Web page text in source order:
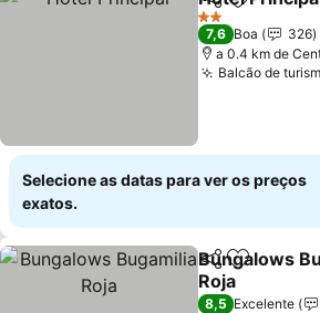
PartilharAdicionar
2 Estrelas
7,6 Boa
326
a 0.4 km de
Balcão de
Selecione as datas para ver os preços
exatos.
PartilharAdicionar
Bungalows
Roja
8,5 Excelente